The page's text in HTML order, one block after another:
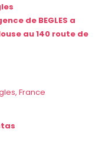
de BEGLES a
au 140 route de
France